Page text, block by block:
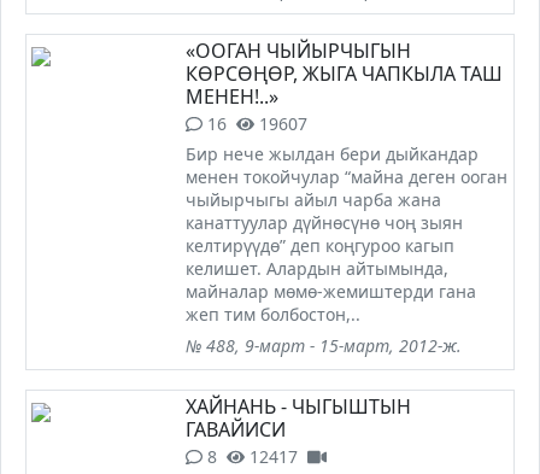
«ООГАН ЧЫЙЫРЧЫГЫН
КӨРСӨҢӨР, ЖЫГА ЧАПКЫЛА ТАШ
МЕНЕН!..»
16
19607
Бир нече жылдан бери дыйкандар
менен токойчулар “майна деген ооган
чыйырчыгы айыл чарба жана
канаттуулар дүйнөсүнө чоң зыян
келтирүүдө” деп коңгуроо кагып
келишет. Алардын айтымында,
майналар мөмө-жемиштерди гана
жеп тим болбостон,..
№ 488, 9-март - 15-март, 2012-ж.
ХАЙНАНЬ - ЧЫГЫШТЫН
ГАВАЙИСИ
8
12417